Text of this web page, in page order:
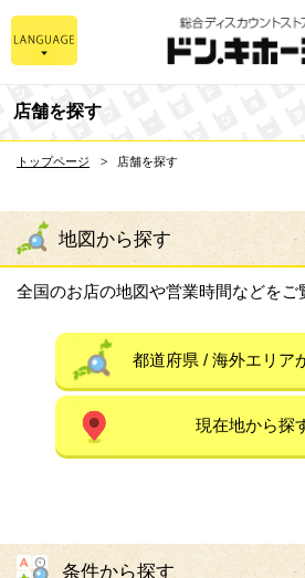
店舗を探す
トップページ 店舗を探す
地図から探す
全国のお店の地図や営業時間などをご
現在地から探
条件から探す